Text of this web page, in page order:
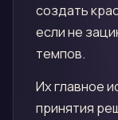
создать
если не
темпов.
Их главное
принятия